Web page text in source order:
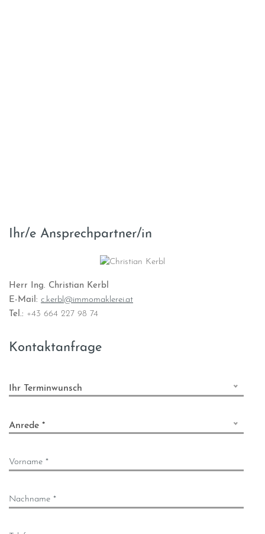
Ihr/e Ansprechpartner/in
Herr Ing. Christian Kerbl
E-Mail: c.kerbl@immomaklerei.at
Tel.: +43 664 227 98 74
Kontaktanfrage
Ihr Terminwunsch
Anrede *
Vorname *
Nachname *